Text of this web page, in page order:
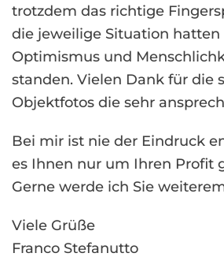
trotzdem das richtige
die jeweilige Situation
Optimismus und
standen. Vielen Dank für die
Objektfotos die sehr
Bei mir ist nie der Eindruck
es Ihnen nur um Ihren Profit
Gerne werde ich Sie
Viele Grüße
Franco Stefanutto